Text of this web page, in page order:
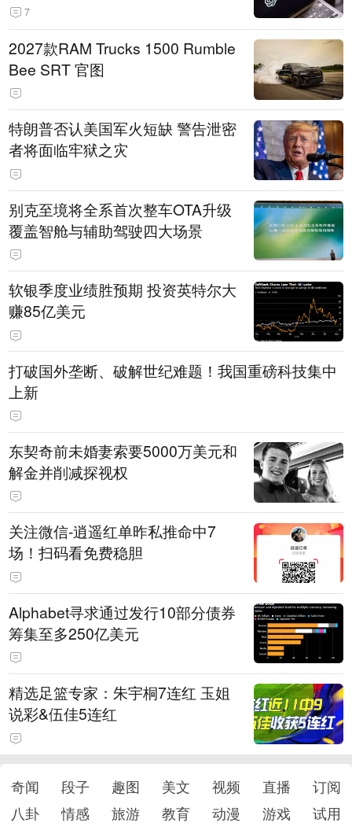
7
2027款RAM Trucks 1500 Rumble
Bee SRT 官图
特朗普否认美国军火短缺 警告泄密
者将面临牢狱之灾
别克至境将全系首次整车OTA升级
覆盖智舱与辅助驾驶四大场景
软银季度业绩胜预期 投资英特尔大
赚85亿美元
打破国外垄断、破解世纪难题！我国重磅科技集中
上新
东契奇前未婚妻索要5000万美元和
解金并削减探视权
关注微信-逍遥红单昨私推命中7
场！扫码看免费稳胆
Alphabet寻求通过发行10部分债券
筹集至多250亿美元
精选足篮专家：朱宇桐7连红 玉姐
说彩&伍佳5连红
奇闻 段子 趣图 美文 视频 直播
订阅
八卦
情感 旅游 教育 动漫 游戏 试用